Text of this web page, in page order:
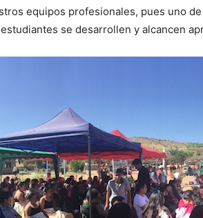
equipos profesionales, pues uno
se desarrollen y alcancen